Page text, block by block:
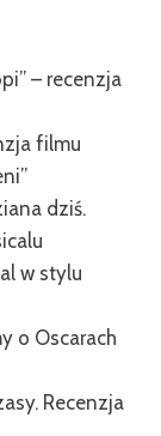
– recenzja
filmu
dziś.
w stylu
o Oscarach
Recenzja